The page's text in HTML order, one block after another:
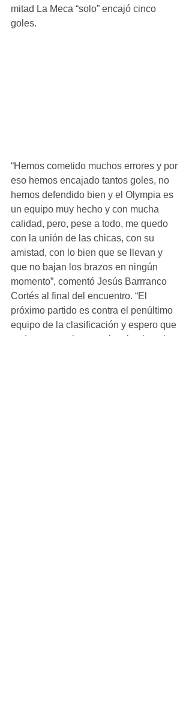
mitad La Meca “solo” encajó cinco
goles.
“Hemos cometido muchos errores y por
eso hemos encajado tantos goles, no
hemos defendido bien y el Olympia es
un equipo muy hecho y con mucha
calidad, pero, pese a todo, me quedo
con la unión de las chicas, con su
amistad, con lo bien que se llevan y
que no bajan los brazos en ningún
momento”, comentó Jesús Barrranco
Cortés al final del encuentro. “El
próximo partido es contra el penúltimo
equipo de la clasificación y espero que
podamos regalar una victoria al equipo,